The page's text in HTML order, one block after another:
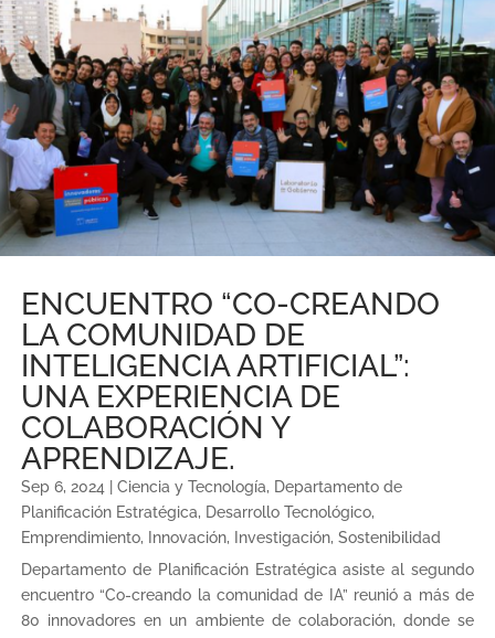
ENCUENTRO “CO-CREANDO
LA COMUNIDAD DE
INTELIGENCIA ARTIFICIAL”:
UNA EXPERIENCIA DE
COLABORACIÓN Y
APRENDIZAJE.
Sep 6, 2024 Ciencia y Tecnología, Departamento de
Planificación Estratégica, Desarrollo Tecnológico,
Emprendimiento, Innovación, Investigación, Sostenibilidad
Departamento de Planificación Estratégica asiste al segundo
encuentro “Co-creando la comunidad de IA” reunió a más de
80 innovadores en un ambiente de colaboración, donde se